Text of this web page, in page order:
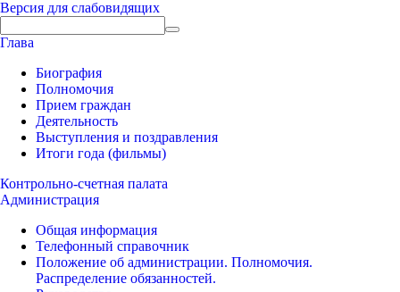
Версия для слабовидящих
Глава
Биография
Полномочия
Прием граждан
Деятельность
Выступления и поздравления
Итоги года (фильмы)
Контрольно-счетная палата
Администрация
Общая информация
Телефонный справочник
Положение об администрации. Полномочия.
Распределение обязанностей.